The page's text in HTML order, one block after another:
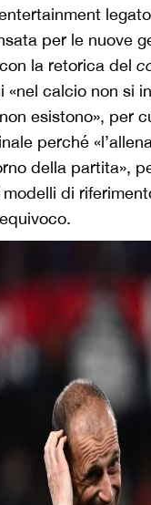
per le nuove
la retorica del
calcio non si
esistono», per
perché
della partita»,
di